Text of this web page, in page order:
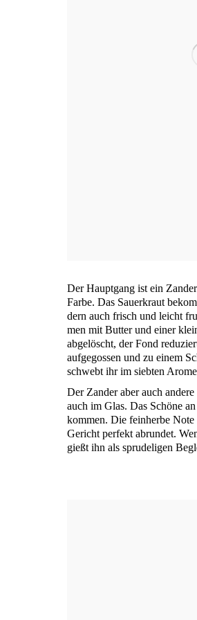
Der Haupt­gang ist ein
Far­be. Das Sau­er­kraut
dern auch frisch und leicht
men mit But­ter und einer
abge­löscht, der Fond
auf­ge­gos­sen und zu einem
schwebt ihr im sieb­ten
Der Zan­der aber auch
auch im Glas. Das Schö­ne
kom­men. Die fein­her­be Note
Gericht per­fekt abrun­det.
gießt ihn als spru­del­i­gen